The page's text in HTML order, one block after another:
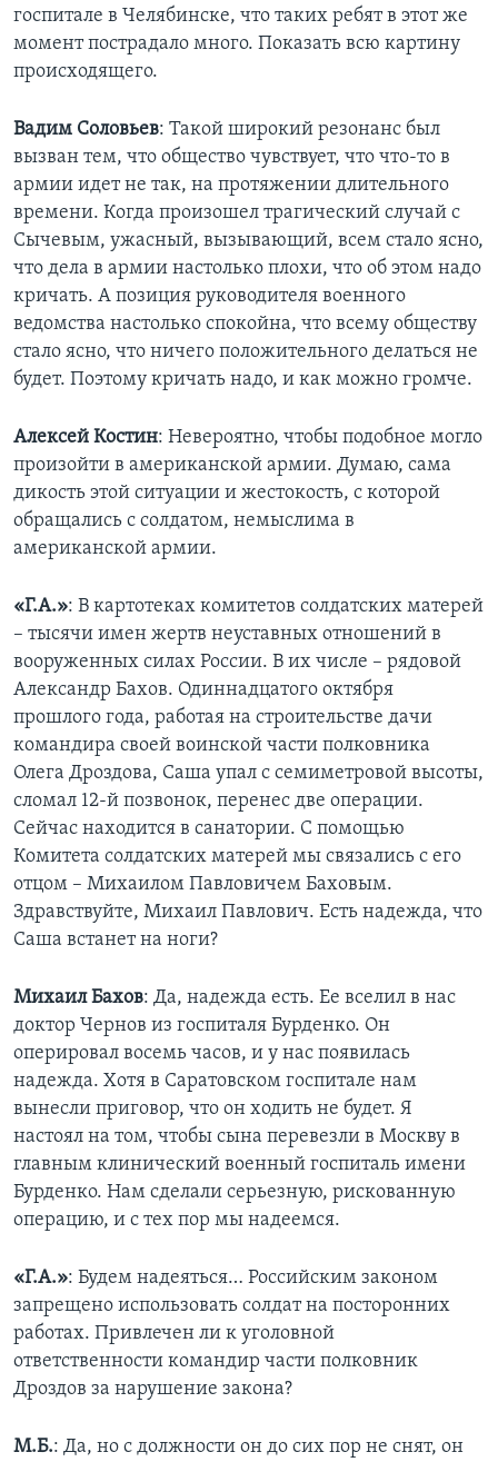
госпитале в Челябинске, что таких ребят в этот же
момент пострадало много. Показать всю картину
происходящего.
Вадим Соловьев: Такой широкий резонанс был
вызван тем, что общество чувствует, что что-то в
армии идет не так, на протяжении длительного
времени. Когда произошел трагический случай с
Сычевым, ужасный, вызывающий, всем стало ясно,
что дела в армии настолько плохи, что об этом надо
кричать. А позиция руководителя военного
ведомства настолько спокойна, что всему обществу
стало ясно, что ничего положительного делаться не
будет. Поэтому кричать надо, и как можно громче.
Алексей Костин: Невероятно, чтобы подобное могло
произойти в американской армии. Думаю, сама
дикость этой ситуации и жестокость, с которой
обращались с солдатом, немыслима в
американской армии.
«Г.А.»: В картотеках комитетов солдатских матерей
– тысячи имен жертв неуставных отношений в
вооруженных силах России. В их числе – рядовой
Александр Бахов. Одиннадцатого октября
прошлого года, работая на строительстве дачи
командира своей воинской части полковника
Олега Дроздова, Саша упал с семиметровой высоты,
сломал 12-й позвонок, перенес две операции.
Сейчас находится в санатории. С помощью
Комитета солдатских матерей мы связались с его
отцом – Михаилом Павловичем Баховым.
Здравствуйте, Михаил Павлович. Есть надежда, что
Саша встанет на ноги?
Михаил Бахов: Да, надежда есть. Ее вселил в нас
доктор Чернов из госпиталя Бурденко. Он
оперировал восемь часов, и у нас появилась
надежда. Хотя в Саратовском госпитале нам
вынесли приговор, что он ходить не будет. Я
настоял на том, чтобы сына перевезли в Москву в
главным клинический военный госпиталь имени
Бурденко. Нам сделали серьезную, рискованную
операцию, и с тех пор мы надеемся.
«Г.А.»: Будем надеяться… Российским законом
запрещено использовать солдат на посторонних
работах. Привлечен ли к уголовной
ответственности командир части полковник
Дроздов за нарушение закона?
М.Б.: Да, но с должности он до сих пор не снят, он